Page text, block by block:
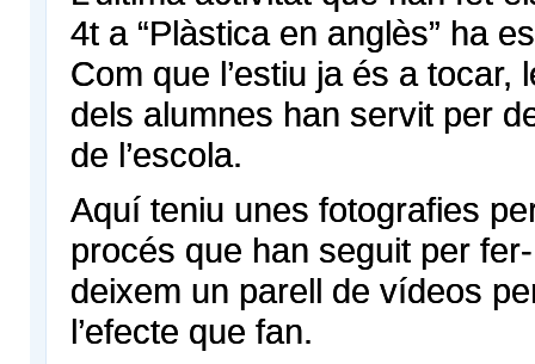
4t a “Plàstica en anglès” ha
Com que l’estiu ja és a tocar,
dels alumnes han servit per
de l’escola.
Aquí teniu unes fotografies
procés que han seguit per
deixem un parell de vídeos
l’efecte que fan.